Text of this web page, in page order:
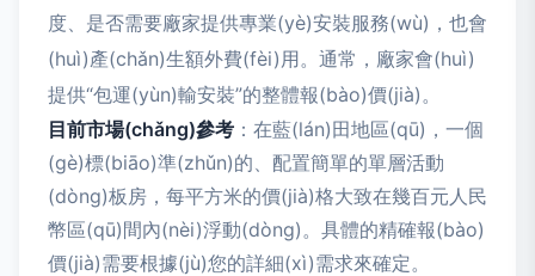
度、是否需要廠家提供專業(yè)安裝服務(wù)，也會
(huì)產(chǎn)生額外費(fèi)用。通常，廠家會(huì)
提供“包運(yùn)輸安裝”的整體報(bào)價(jià)。
目前市場(chǎng)參考 ：在藍(lán)田地區(qū)，一個
(gè)標(biāo)準(zhǔn)的、配置簡單的單層活動
(dòng)板房，每平方米的價(jià)格大致在幾百元人民
幣區(qū)間內(nèi)浮動(dòng)。具體的精確報(bào)
價(jià)需要根據(jù)您的詳細(xì)需求來確定。